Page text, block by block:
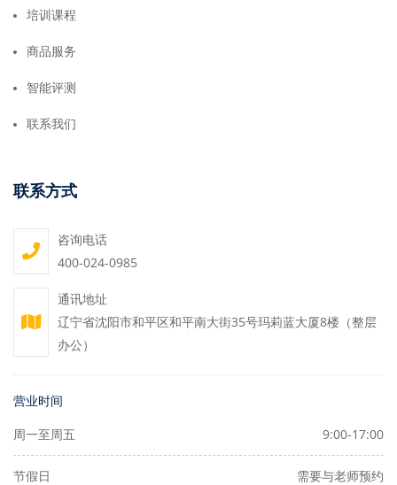
培训课程
商品服务
智能评测
联系我们
联系方式
咨询电话
400-024-0985
通讯地址
辽宁省沈阳市和平区和平南大街35号玛莉蓝大厦8楼（整层
办公）
营业时间
周一至周五 9:00-17:00
节假日 需要与老师预约